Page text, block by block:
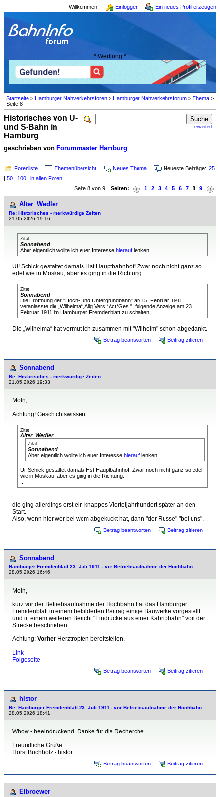
Willkommen! Einloggen Ein neues Profil erzeugen
* Werbung *
Startseite > Hamburger Nahverkehrsforen > Hamburger Nahverkehrsforum > Thema >
Seite 8
erweitert
Historisches von U-
und S-Bahn in
Hamburg
geschrieben von Forummaster Hamburg
Forenliste Themenübersicht Neues Thema Neueste Beiträge: 25
| 50 | 100 | in allen Foren
Seite 8 von 9 Seiten: 1 2 3 4 5 6 7 8 9
Alter_Wedler
Re: Historisches - merkwürdige Zeiten
21.05.2026 19:16
Zitat
Sonnabend
Aber eigentlich wollte ich euer Interesse hierauf lenken.
Ui! Schick gestaltet damals Hst Hauptbahnhof! Zwar noch nicht ganz so
edel wie in Moskau, aber es ging in die Richtung.
Zitat
Sonnabend
Die Eröffnung der "Hoch- und Untergrundbahn" ab 15. Februar 1911
veranlasste die „Wilhelma“,Allg.Vers.*Act*Ges.", folgende Anzeige am 23.
Februar 1911 im Hamburger Fremdenblatt zu schalten:...
Die „Wilhelma“ hat vermutlich zusammen mit "Wilhelm" schon abgedankt.
Beitrag beantworten Beitrag zitieren
Sonnabend
Re: Historisches - merkwürdige Zeiten
21.05.2026 19:33
Moin,
Achtung! Geschichtswissen:
Zitat
Alter_Wedler
Zitat
Sonnabend
Aber eigentlich wollte ich euer Interesse hierauf lenken.
Ui! Schick gestaltet damals Hst Hauptbahnhof! Zwar noch nicht ganz so edel
wie in Moskau, aber es ging in die Richtung.
die ging allerdings erst ein knappes Vierteljahrhundert später an den
Start.
Also, wenn hier wer bei wem abgekuckt hat, dann "der Russe" "bei uns".
Beitrag beantworten Beitrag zitieren
Sonnabend
Hamburger Fremdenblatt 23. Juli 1911 - vor Betriebsaufnahme der Hochbahn
28.05.2026 16:46
Moin,
kurz vor der Betriebsaufnahme der Hochbahn hat das Hamburger
Fremdenblatt in einem bebilderten Beitrag einige Bauwerke vorgestellt
und in einem weiteren Bericht "Eindrücke aus einer Kabriobahn" von der
Strecke beschrieben.
Achtung: Vorher Herztropfen bereitstellen.
Link
Folgeseite
Beitrag beantworten Beitrag zitieren
histor
Re: Hamburger Fremdenblatt 23. Juli 1911 - vor Betriebsaufnahme der Hochbahn
28.05.2026 18:41
Whow - beeindruckend. Danke für die Recherche.
Freundliche Grüße
Horst Buchholz - histor
Beitrag beantworten Beitrag zitieren
Elbroewer